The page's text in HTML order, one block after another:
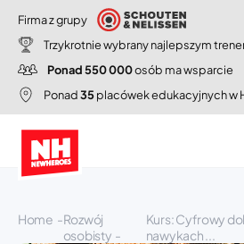
Firma z grupy
Trzykrotnie wybrany najlepszym
Ponad 550 000osób ma wsparcie
Ponad35placówek edukacyjnych w
Home
Rozwój
osobisty
Kurs: Cyfrowy
nawykach ...